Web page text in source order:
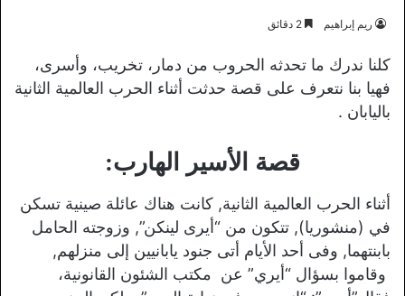
ريم إبراهيم
كلنا ندرك ما تحدثه الحروب من دمار، تخريب، وأسرى،
فهيا بنا نتعرف على قصة حدثت أثناء الحرب العالمية الثانية
باليابان .
قصة الأسير الهارب:
أثناء الحرب العالمية الثانية, كانت هناك عائلة صينية تسكن
في (منشوريا), تتكون من “أيرى لينكن”, وزوجته الحامل
بابنتهما, وفى أحد الأيام أتى جنود يابانيين إلى منزلهم,
وقاموا بسؤال “أيري” عن مكتب الشئون القانونية،